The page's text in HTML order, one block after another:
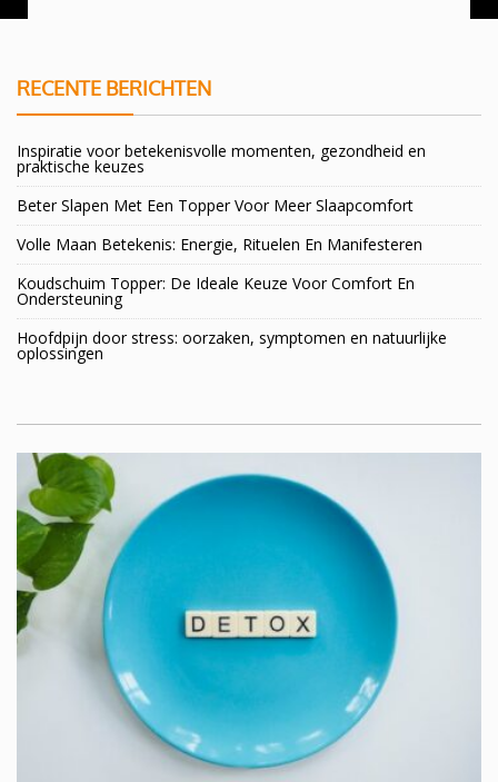
RECENTE BERICHTEN
Inspiratie voor betekenisvolle momenten, gezondheid en
praktische keuzes
Beter Slapen Met Een Topper Voor Meer Slaapcomfort
Volle Maan Betekenis: Energie, Rituelen En Manifesteren
Koudschuim Topper: De Ideale Keuze Voor Comfort En
Ondersteuning
Hoofdpijn door stress: oorzaken, symptomen en natuurlijke
oplossingen